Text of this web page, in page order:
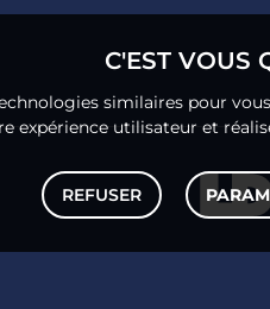
C'EST VOUS
similaires pour
expérience utilisateur et
REFUSER